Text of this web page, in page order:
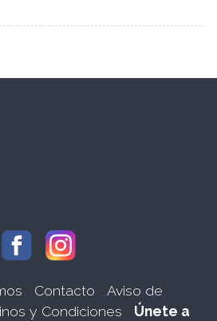
Contacto
Aviso de
y Condiciones
Únete a